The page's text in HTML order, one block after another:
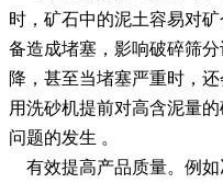
时，矿石中的泥土容易对
备造成堵塞，影响破碎筛
降，甚至当堵塞严重时，
用洗砂机提前对高含泥量
问题的发生 。
有效提高产品质量。例如